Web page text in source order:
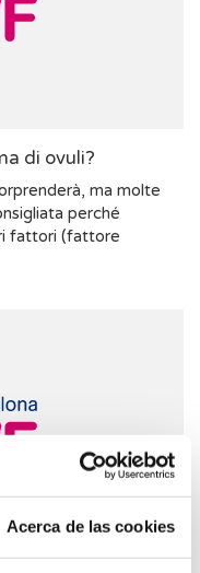
Acerca de las cookies
di ovuli?
ma molte
perché
fattori (fattore